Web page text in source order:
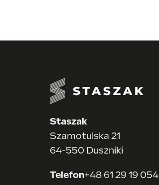
Staszak
Szamotulska 21
64-550 Duszniki
Telefon+48 61 29 19 054